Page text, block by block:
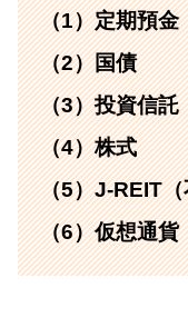
（1）定期預金
（2）国債
（3）投資信託
（4）株式
（5）J-REIT
（6）仮想通貨